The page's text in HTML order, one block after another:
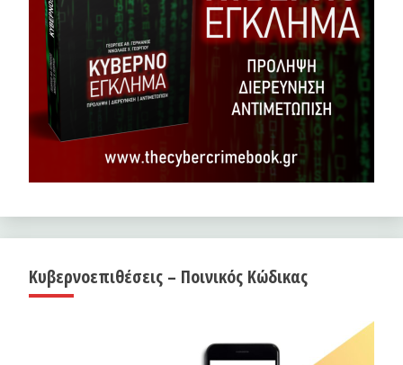
Κυβερνοεπιθέσεις – Ποινικός Κώδικας